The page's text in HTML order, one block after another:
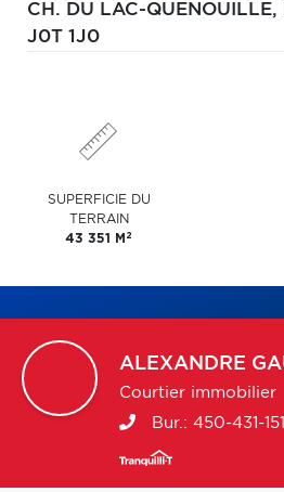
CH. DU LAC-QUENOUILLE,
J0T 1J0
SUPERFICIE DU
TERRAIN
43 351 M 2
ALEXANDRE
Courtier immobilier
Bur.: 450-431-